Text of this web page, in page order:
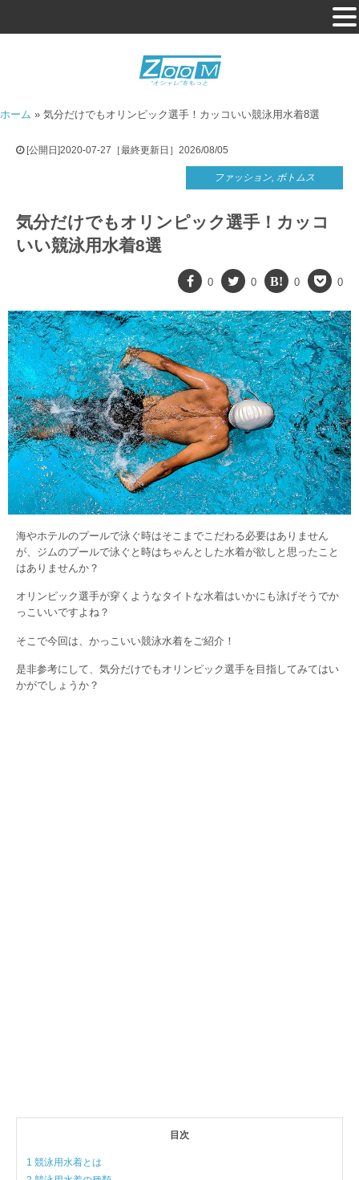
ホーム » 気分だけでもオリンピック選手！カッコいい競泳用水着8選
[公開日]2020-07-27［最終更新日］2026/08/05
ファッション, ボトムス
気分だけでもオリンピック選手！カッコ
いい競泳用水着8選
0 0 0 0
海やホテルのプールで泳ぐ時はそこまでこだわる必要はありません
が、ジムのプールで泳ぐと時はちゃんとした水着が欲しと思ったこと
はありませんか？
オリンピック選手が穿くようなタイトな水着はいかにも泳げそうでか
っこいいですよね？
そこで今回は、かっこいい競泳水着をご紹介！
是非参考にして、気分だけでもオリンピック選手を目指してみてはい
かがでしょうか？
目次
1 競泳用水着とは